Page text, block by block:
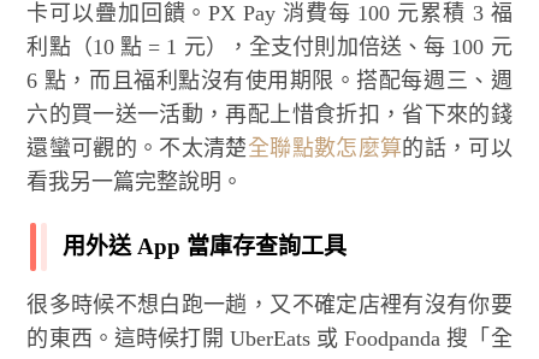
卡可以疊加回饋。PX Pay 消費每 100 元累積 3 福
利點（10 點 = 1 元），全支付則加倍送、每 100 元
6 點，而且福利點沒有使用期限。搭配每週三、週
六的買一送一活動，再配上惜食折扣，省下來的錢
還蠻可觀的。不太清楚全聯點數怎麼算的話，可以
看我另一篇完整說明。
用外送 App 當庫存查詢工具
很多時候不想白跑一趟，又不確定店裡有沒有你要
的東西。這時候打開 UberEats 或 Foodpanda 搜「全